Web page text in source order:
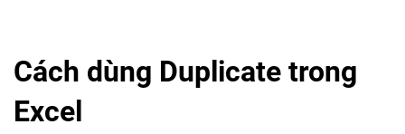
Cách dùng Duplicate trong
Excel